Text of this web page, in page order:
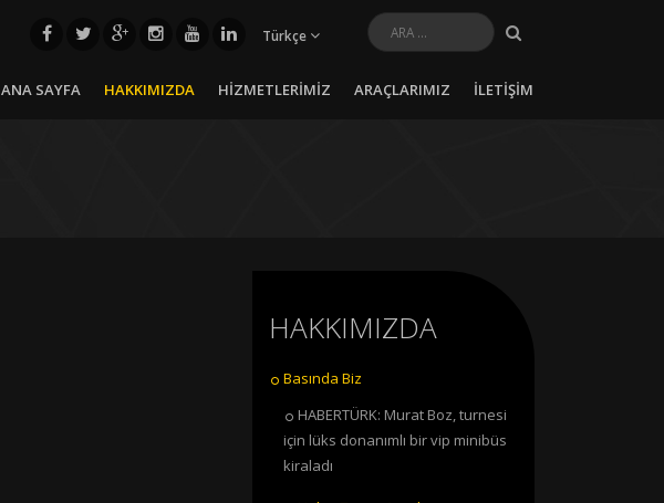
ANA SAYFA HAKKIMIZDA HİZMETLERİMİZ ARAÇLARIMIZ İLETİŞİM
Türkçe
HAKKIMIZDA
Basında Biz
HABERTÜRK: Murat Boz, turnesi
için lüks donanımlı bir vip minibüs
kiraladı